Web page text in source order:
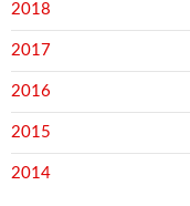
2018
2017
2016
2015
2014